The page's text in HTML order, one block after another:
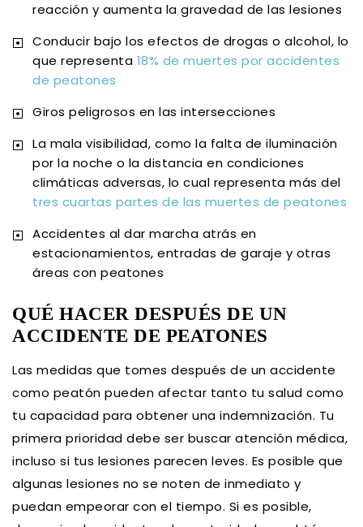
reacción y aumenta la gravedad de las lesiones
Conducir bajo los efectos de drogas o alcohol, lo
que representa 18% de muertes por accidentes
de peatones
Giros peligrosos en las intersecciones
La mala visibilidad, como la falta de iluminación
por la noche o la distancia en condiciones
climáticas adversas, lo cual representa más del
tres cuartas partes de las muertes de peatones
Accidentes al dar marcha atrás en
estacionamientos, entradas de garaje y otras
áreas con peatones
QUÉ HACER DESPUÉS DE UN
ACCIDENTE DE PEATONES
Las medidas que tomes después de un accidente
como peatón pueden afectar tanto tu salud como
tu capacidad para obtener una indemnización. Tu
primera prioridad debe ser buscar atención médica,
incluso si tus lesiones parecen leves. Es posible que
algunas lesiones no se noten de inmediato y
puedan empeorar con el tiempo. Si es posible,